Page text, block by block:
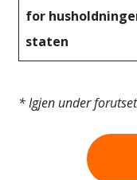
for
staten
* Igjen under